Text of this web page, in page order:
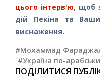
цього інтерв'ю, щоб
дій Пекіна та
виснаження.
#Мохаммад
#Україна по-арабськи
ПОДІЛИТИСЯ